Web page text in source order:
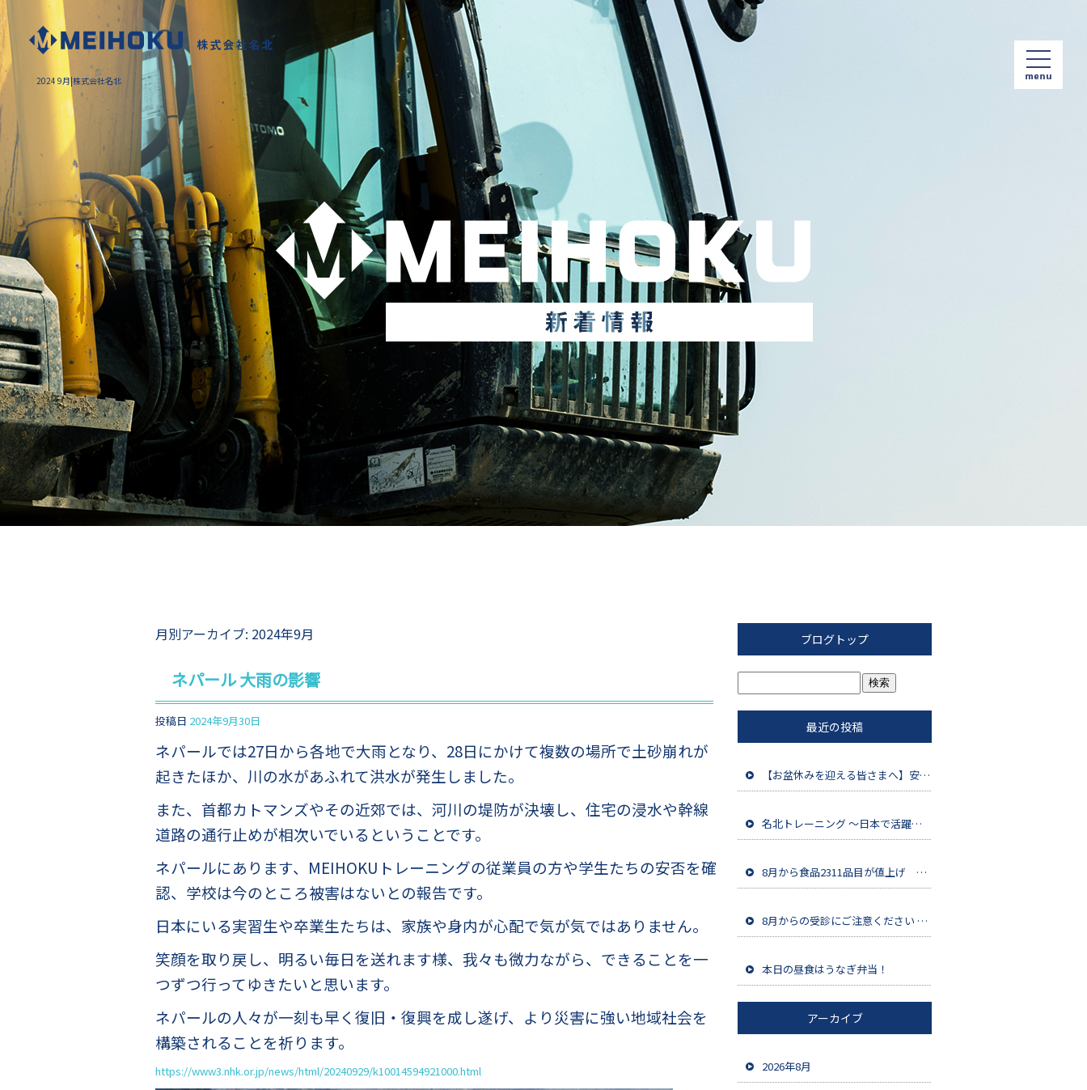
2024 9月|株式会社名北
月別アーカイブ: 2024年9月
ネパール 大雨の影響
投稿日 2024年9月30日
ネパールでは27日から各地で大雨となり、28日にかけて複数の場所で土砂崩れが
起きたほか、川の水があふれて洪水が発生しました。
また、首都カトマンズやその近郊では、河川の堤防が決壊し、住宅の浸水や幹線
道路の通行止めが相次いでいるということです。
ネパールにあります、MEIHOKUトレーニングの従業員の方や学生たちの安否を確
認、学校は今のところ被害はないとの報告です。
日本にいる実習生や卒業生たちは、家族や身内が心配で気が気ではありません。
笑顔を取り戻し、明るい毎日を送れます様、我々も微力ながら、できることを一
つずつ行ってゆきたいと思います。
ネパールの人々が一刻も早く復旧・復興を成し遂げ、より災害に強い地域社会を
構築されることを祈ります。
https://www3.nhk.or.jp/news/html/20240929/k10014594921000.html
ブログトップ
最近の投稿
【お盆休みを迎える皆さまへ】安全第一で充実した夏をお過ごしください
名北トレーニング ～日本で活躍する人材をネパールから育成～
8月から食品2311品目が値上げ 家計への影響は今後さらに拡大
8月からの受診にご注意ください ～健康保険証の利用終了について～
本日の昼食はうなぎ弁当！
アーカイブ
2026年8月